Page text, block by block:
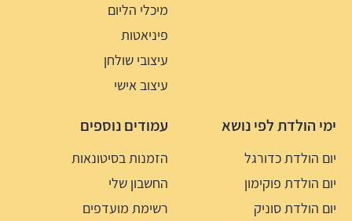
מיכלי הליום
פיניאטות
עיצובי שולחן
עיצוב אישי
ימי הולדת לפי נושא
יום הולדת כדורגל
יום הולדת פוקימון
יום הולדת סוניק
עמודים נוספים
הזמנות בסיטונאות
החשבון שלי
רשימת מועדפים